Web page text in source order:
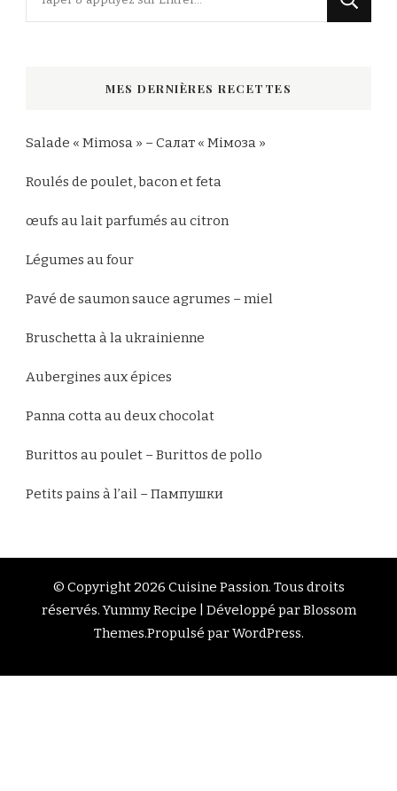
MES DERNIÈRES RECETTES
Salade « Mimosa » – Салат « Мімоза »
Roulés de poulet, bacon et feta
œufs au lait parfumés au citron
Légumes au four
Pavé de saumon sauce agrumes – miel
Bruschetta à la ukrainienne
Aubergines aux épices
Panna cotta au deux chocolat
Burittos au poulet – Burittos de pollo
Petits pains à l’ail – Пампушки
© Copyright 2026 Cuisine Passion. Tous droits
réservés.Yummy Recipe | Développé parBlossom
Themes.Propulsé parWordPress.